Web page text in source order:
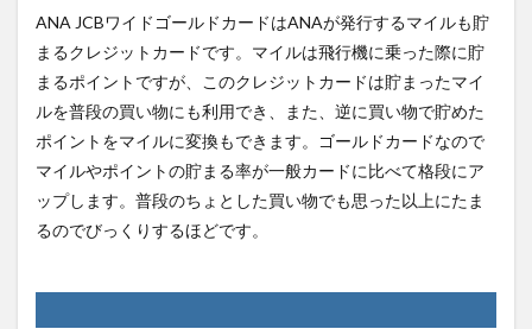
ANA JCBワイドゴールドカードはANAが発行するマイルも貯
まるクレジットカードです。マイルは飛行機に乗った際に貯
まるポイントですが、このクレジットカードは貯まったマイ
ルを普段の買い物にも利用でき、また、逆に買い物で貯めた
ポイントをマイルに変換もできます。ゴールドカードなので
マイルやポイントの貯まる率が一般カードに比べて格段にア
ップします。普段のちょとした買い物でも思った以上にたま
るのでびっくりするほどです。